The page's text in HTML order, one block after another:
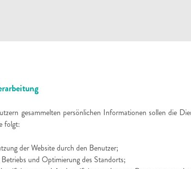
gesammelten persönlichen Informationen sollen die
folgt:
der Website durch den Benutzer;
und Optimierung des Standorts;